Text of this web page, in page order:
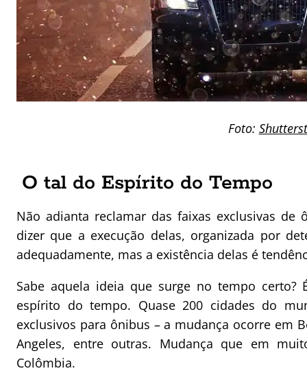
Foto:
O tal do Espírito do Tempo
Não adianta reclamar das faixas exclusivas de
dizer que a execução delas, organizada por
adequadamente, mas a existência delas é
Sabe aquela ideia que surge no tempo
espírito do tempo. Quase 200 cidades do
exclusivos para ônibus – a mudança ocorre em
Angeles, entre outras. Mudança que em
Colômbia.